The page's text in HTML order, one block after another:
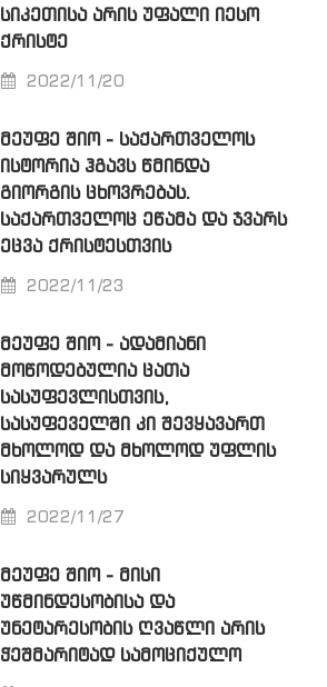
ᲡᲘᲙᲔᲗᲘᲡᲐ ᲐᲠᲘᲡ ᲣᲤᲐᲚᲘ ᲘᲔᲡᲝ
ᲥᲠᲘᲡᲢᲔ
2022/11/20
ᲛᲔᲣᲤᲔ ᲨᲘᲝ - ᲡᲐᲥᲐᲠᲗᲕᲔᲚᲝᲡ
ᲘᲡᲢᲝᲠᲘᲐ ᲰᲒᲐᲕᲡ ᲬᲛᲘᲜᲓᲐ
ᲒᲘᲝᲠᲒᲘᲡ ᲪᲮᲝᲕᲠᲔᲑᲐᲡ.
ᲡᲐᲥᲐᲠᲗᲕᲔᲚᲝᲪ ᲔᲬᲐᲛᲐ ᲓᲐ ᲯᲕᲐᲠᲡ
ᲔᲪᲕᲐ ᲥᲠᲘᲡᲢᲔᲡᲗᲕᲘᲡ
2022/11/23
ᲛᲔᲣᲤᲔ ᲨᲘᲝ - ᲐᲓᲐᲛᲘᲐᲜᲘ
ᲛᲝᲬᲝᲓᲔᲑᲣᲚᲘᲐ ᲪᲐᲗᲐ
ᲡᲐᲡᲣᲤᲔᲕᲚᲘᲡᲗᲕᲘᲡ,
ᲡᲐᲡᲣᲤᲔᲕᲔᲚᲨᲘ ᲙᲘ ᲨᲔᲕᲧᲐᲕᲐᲠᲗ
ᲛᲮᲝᲚᲝᲓ ᲓᲐ ᲛᲮᲝᲚᲝᲓ ᲣᲤᲚᲘᲡ
ᲡᲘᲧᲕᲐᲠᲣᲚᲡ
2022/11/27
ᲛᲔᲣᲤᲔ ᲨᲘᲝ - ᲛᲘᲡᲘ
ᲣᲬᲛᲘᲜᲓᲔᲡᲝᲑᲘᲡᲐ ᲓᲐ
ᲣᲜᲔᲢᲐᲠᲔᲡᲝᲑᲘᲡ ᲦᲕᲐᲬᲚᲘ ᲐᲠᲘᲡ
ᲭᲔᲨᲛᲐᲠᲘᲢᲐᲓ ᲡᲐᲛᲝᲪᲘᲥᲣᲚᲝ